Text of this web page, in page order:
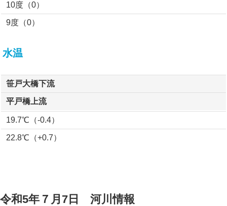
10度（0）
9度（0）
水温
笹戸大橋下流
平戸橋上流
19.7℃（-0.4）
22.8℃（+0.7）
令和5年７月7日 河川情報